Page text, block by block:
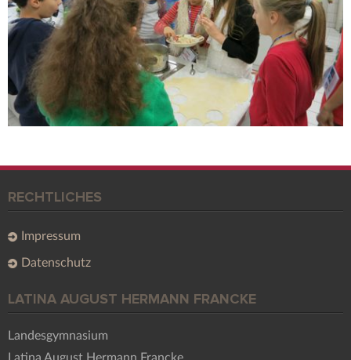
RECHTLICHES
Impressum
Datenschutz
LATINA AUGUST HERMANN FRANCKE
Landesgymnasium